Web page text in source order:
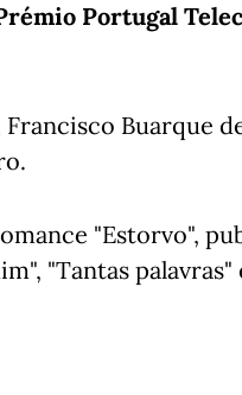
Portugal
Buarque
"Estorvo",
"Tantas palavras"